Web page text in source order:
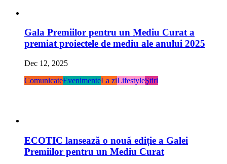
Gala Premiilor pentru un Mediu Curat a
premiat proiectele de mediu ale anului 2025
Dec 12, 2025
ComunicateEvenimenteLa ziLifestyleŞtiri
ECOTIC lansează o nouă ediție a Galei
Premiilor pentru un Mediu Curat